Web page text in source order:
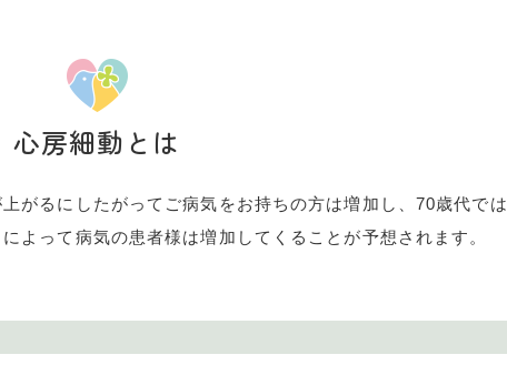
心房細動とは
がるにしたがってご病気をお持ちの方は増加し、 70歳代では
よって病気の患者様は増加してくることが予想されます。